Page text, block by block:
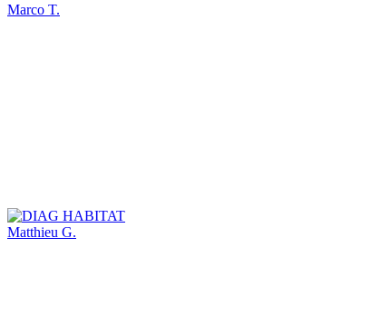
Marco T.
Matthieu G.